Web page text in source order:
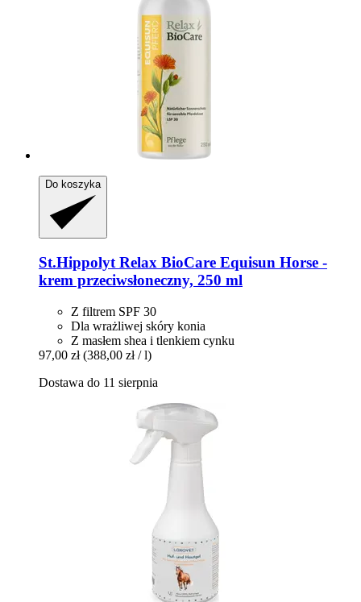
Do koszyka
St.Hippolyt Relax BioCare Equisun Horse -​
krem przeciwsłoneczny, 250 ml
Z filtrem SPF 30
Dla wrażliwej skóry konia
Z masłem shea i tlenkiem cynku
97,00 zł (388,00 zł / l)
Dostawa do 11 sierpnia